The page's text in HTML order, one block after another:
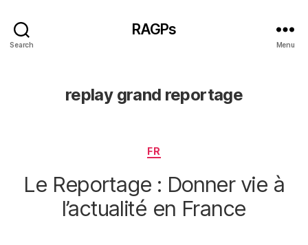
Search
RAGPs
Menu
replay grand reportage
Categories
FR
Le Reportage : Donner vie à
l’actualité en France